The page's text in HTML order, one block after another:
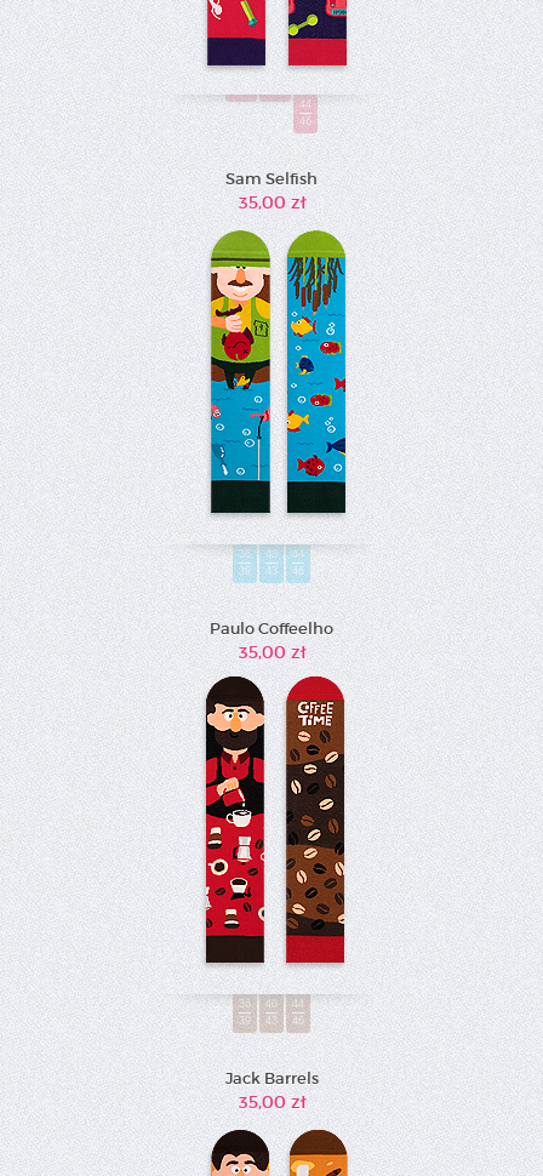
36-
39
40-
43
44
46
Sam Selfish
35,00 zł
36
39
40
43
44
46
Paulo Coffeelho
35,00 zł
36
39
40
43
44
46
Jack Barrels
35,00 zł